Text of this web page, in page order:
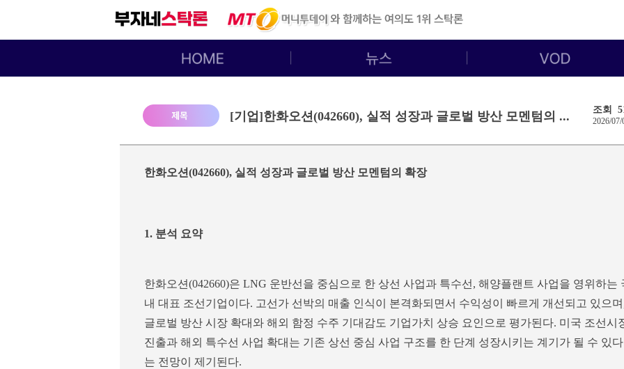
[기업]한화오션(042660), 실적 성장과 글로벌 방산 모멘텀의 ... 조회
2026/07/
한화오션(042660), 실적 성장과 글로벌 방산 모멘텀의 확장
1. 분석 요약
한화오션(042660)은 LNG 운반선을 중심으로 한 상선 사업과 특수선, 해양플랜트 사업을 영위하는
내 대표 조선기업이다. 고선가 선박의 매출 인식이 본격화되면서 수익성이 빠르게 개선되고 있으
글로벌 방산 시장 확대와 해외 함정 수주 기대감도 기업가치 상승 요인으로 평가된다. 미국 조선시
진출과 해외 특수선 사업 확대는 기존 상선 중심 사업 구조를 한 단계 성장시키는 계기가 될 수 있다
는 전망이 제기된다.